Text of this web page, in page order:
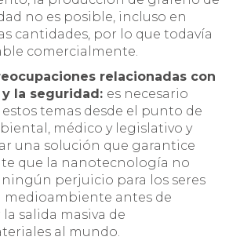
no es posible, incluso en
cantidades, por lo que todavía
comercialmente.
relacionadas con
y la seguridad: es necesario
temas desde el punto de
médico y legislativo y
una solución que garantice
que la nanotecnología no
perjuicio para los seres
medioambiente antes de
salida masiva de
al mundo.